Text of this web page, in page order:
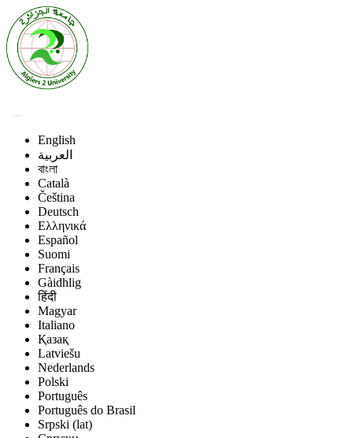
English
العربية
বাংলা
Català
Čeština
Deutsch
Ελληνικά
Español
Suomi
Français
Gàidhlig
हिंदी
Magyar
Italiano
Қазақ
Latviešu
Nederlands
Polski
Português
Português do Brasil
Srpski (lat)